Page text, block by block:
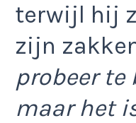
terwijl hij
zijn
probeer te
maar het